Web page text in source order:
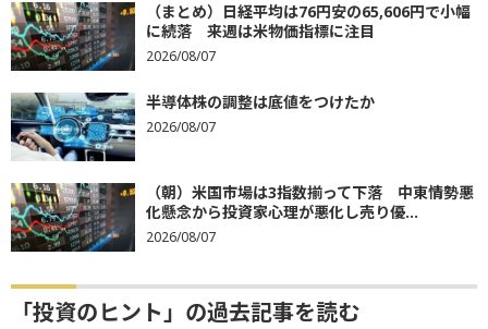
（まとめ）日経平均は76円安の65,606円で小幅
に続落 来週は米物価指標に注目
2026/08/07
半導体株の調整は底値をつけたか
2026/08/07
（朝）米国市場は3指数揃って下落 中東情勢悪
化懸念から投資家心理が悪化し売り優...
2026/08/07
「投資のヒント」の過去記事を読む